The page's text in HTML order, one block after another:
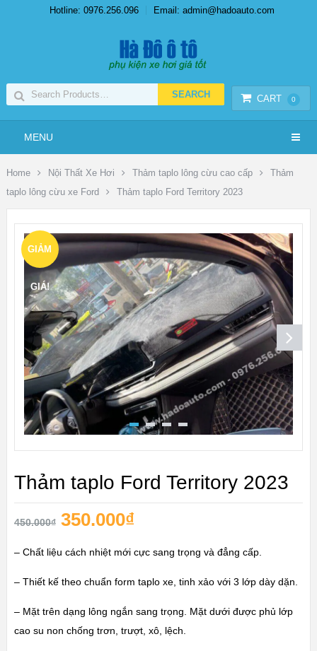
Hotline: 0976.256.096 Email: admin@hadoauto.com
CART 0
MENU
Home Nội Thất Xe Hơi Thảm taplo lông cừu cao cấp
Thảm
taplo lông cừu xe Ford
Thảm taplo Ford Territory 2023
GIẢM
GIÁ!
Thảm taplo Ford Territory 2023
450.000₫ 350.000₫
– Chất liệu cách nhiệt mới cực sang trọng và đẳng cấp.
– Thiết kế theo chuẩn form taplo xe, tinh xảo với 3 lớp dày dặn.
– Mặt trên dạng lông ngắn sang trọng. Mặt dưới được phủ lớp
cao su non chống trơn, trượt, xô, lệch.